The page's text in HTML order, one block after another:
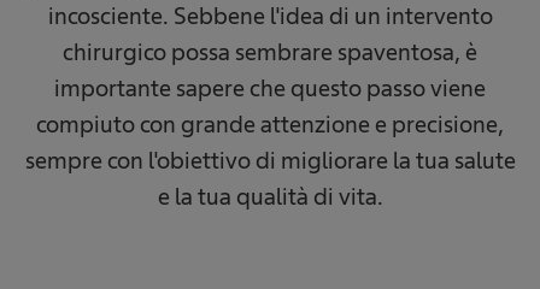
incosciente. Sebbene l'idea di un intervento
chirurgico possa sembrare spaventosa, è
importante sapere che questo passo viene
compiuto con grande attenzione e precisione,
sempre con l'obiettivo di migliorare la tua salute
e la tua qualità di vita.